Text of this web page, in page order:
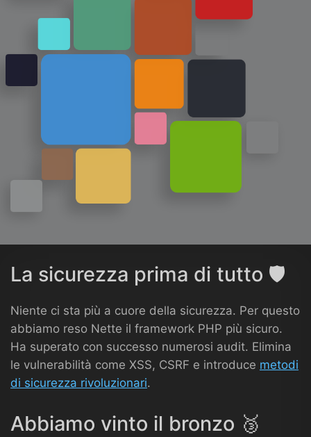
La sicurezza prima di tutto 🛡️
Niente ci sta più a cuore della sicurezza. Per questo
abbiamo reso Nette il framework PHP più sicuro.
Ha superato con successo numerosi audit. Elimina
le vulnerabilità come XSS, CSRF e introduce metodi
di sicurezza rivoluzionari.
Abbiamo vinto il bronzo 🥉